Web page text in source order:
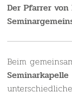
Der Pfarrer
Beim
Seminarkapelle